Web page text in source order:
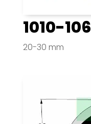
1010-106
20-30 mm